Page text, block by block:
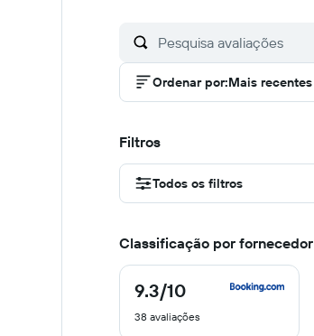
Ordenar por:Mais recentes
Filtros
Todos os filtros
Classificação por fornecedor
9.3/10
9.3
10
38 avaliações